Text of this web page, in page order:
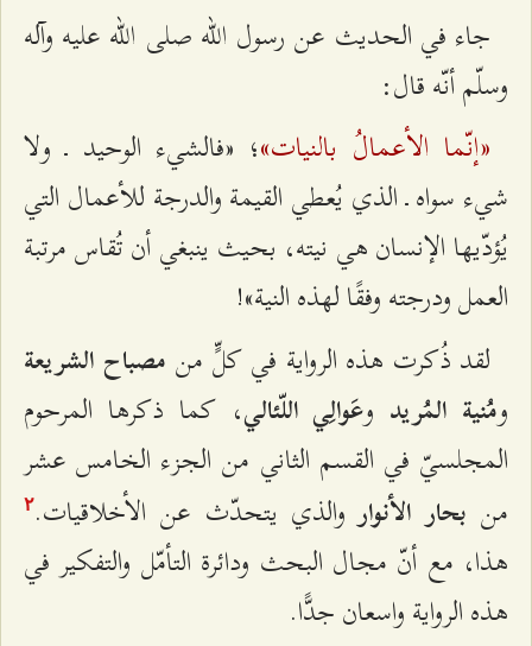
جاء في الحديث عن رسول الله صلى الله عليه وآله
وسلّم أنّه قال:
«إنّما الأعمالُ بالنيات»؛ «فالشيء الوحيد ـ ولا
شيء سواه ـ الذي يُعطي القيمة والدرجة للأعمال التي
يُؤدّيها الإنسان هي نيته، بحيث ينبغي أن تُقاس مرتبة
العمل ودرجته وفقًا لهذه النية»!
لقد ذُكرت هذه الرواية في كلٍّ من مصباح الشريعة
ومُنية المُريد وعَوالِي اللّئالي، كما ذكرها المرحوم
المجلسيّ في القسم الثاني من الجزء الخامس عشر
من بحار الأنوار والذي يتحدّث عن الأخلاقيات.٢
هذا، مع أنّ مجال البحث ودائرة التأمّل والتفكير في
هذه الرواية واسعان جدًّا.